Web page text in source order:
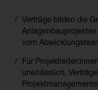
Verträge bilden die
vom
Für
unerlässlich,